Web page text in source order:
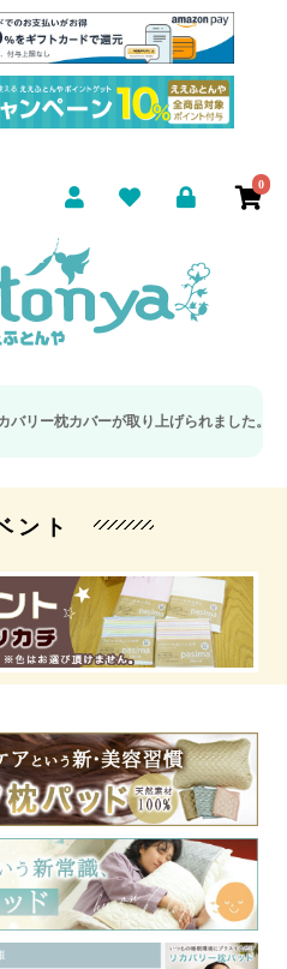
0
バーが取り上げられました。 新発売記
ント